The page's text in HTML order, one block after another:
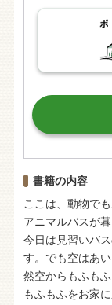
書籍の内容
ここは、動物で
アニマルバスが暮
今日は見習いバ
す。でも空はあ
然空からもふも
もふもふをお家